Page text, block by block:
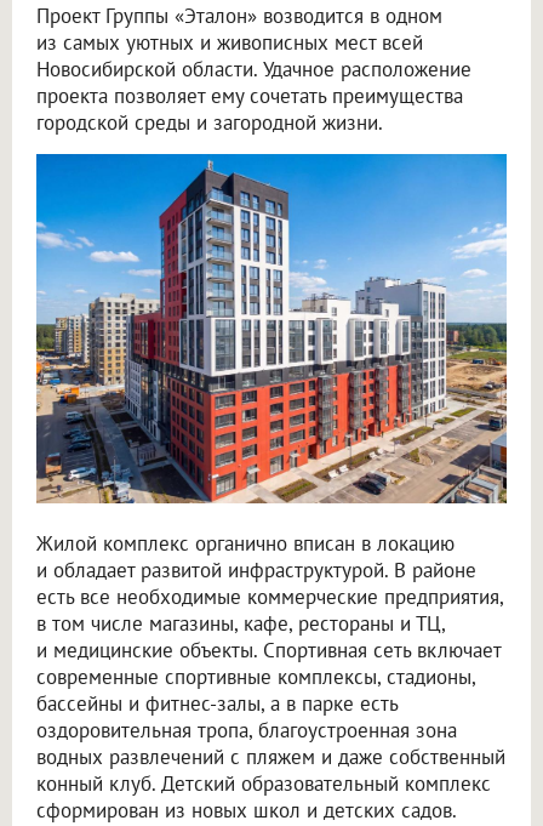
Проект Группы «Эталон» возводится в одном
из самых уютных и живописных мест всей
Новосибирской области. Удачное расположение
проекта позволяет ему сочетать преимущества
городской среды и загородной жизни.
Жилой комплекс органично вписан в локацию
и обладает развитой инфраструктурой. В районе
есть все необходимые коммерческие предприятия,
в том числе магазины, кафе, рестораны и ТЦ,
и медицинские объекты. Спортивная сеть включает
современные спортивные комплексы, стадионы,
бассейны и фитнес-залы, а в парке есть
оздоровительная тропа, благоустроенная зона
водных развлечений с пляжем и даже собственный
конный клуб. Детский образовательный комплекс
сформирован из новых школ и детских садов.